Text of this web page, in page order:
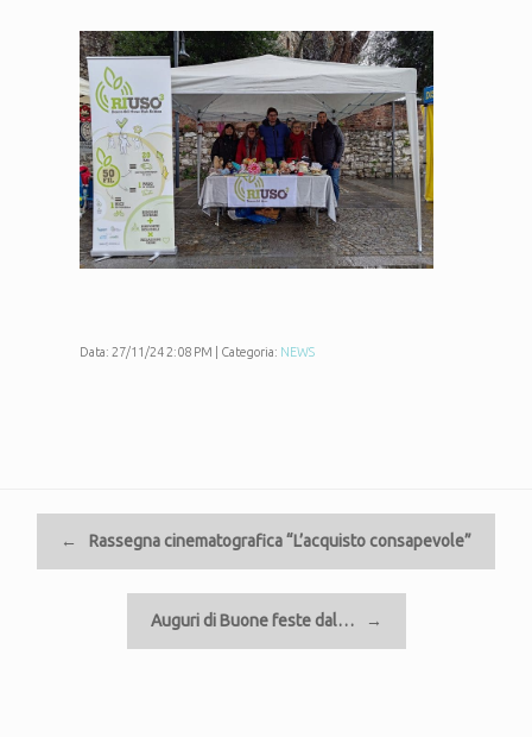
Data: 27/11/24 2:08 PM | Categoria: NEWS
←
Rassegna cinematografica “L’acquisto consapevole”
Auguri di Buone feste dal… →